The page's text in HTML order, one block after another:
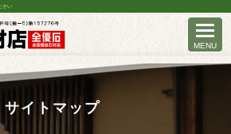
さい
サイトマップ